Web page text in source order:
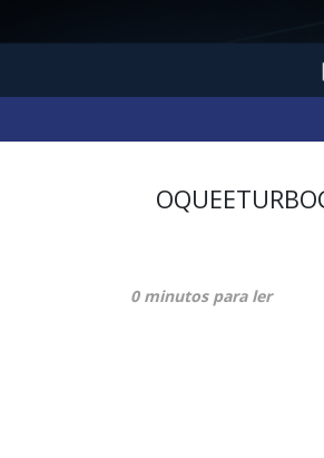
0 minutos para ler